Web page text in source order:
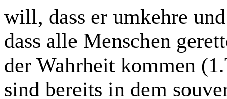
will, dass er umkehre
dass alle Menschen
der Wahrheit kommen
sind bereits in dem